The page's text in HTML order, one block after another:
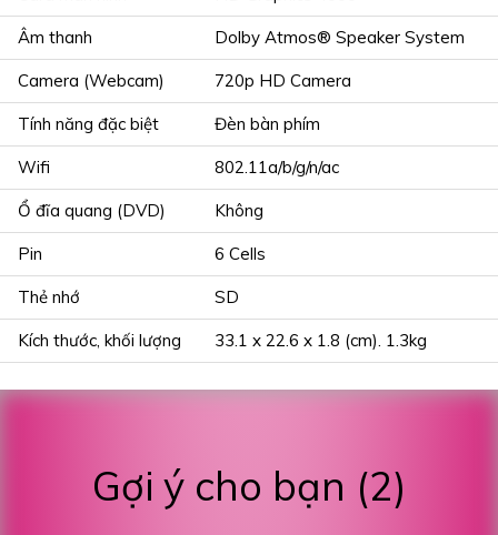
Âm thanh Dolby Atmos® Speaker System
Camera (Webcam) 720p HD Camera
Tính năng đặc biệt Đèn bàn phím
Wifi 802.11a/b/g/n/ac
Ổ đĩa quang (DVD) Không
Pin 6 Cells
Thẻ nhớ SD
Kích thước, khối lượng 33.1 x 22.6 x 1.8 (cm). 1.3kg
Gợi ý cho bạn (2)